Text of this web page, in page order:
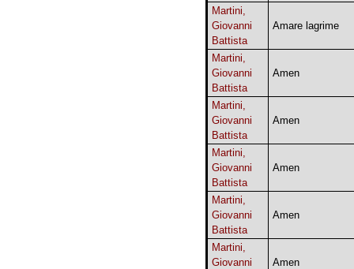
Martini,
Giovanni
Battista
Amare lagrime
Martini,
Giovanni
Battista
Amen
Martini,
Giovanni
Battista
Amen
Martini,
Giovanni
Battista
Amen
Martini,
Giovanni
Battista
Amen
Martini,
Giovanni
Amen